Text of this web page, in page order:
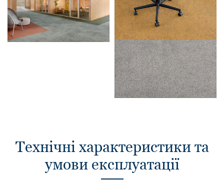
Технічні характеристики та
умови експлуатації